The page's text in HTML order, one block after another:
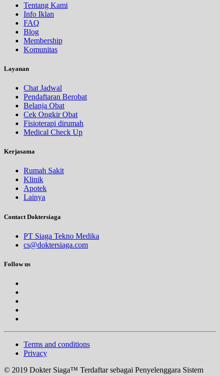
Tentang Kami
Info Iklan
FAQ
Blog
Membership
Komunitas
Layanan
Chat Jadwal
Pendaftaran Berobat
Belanja Obat
Cek Ongkir Obat
Fisioterapi dirumah
Medical Check Up
Kerjasama
Rumah Sakit
Klinik
Apotek
Lainya
Contact Doktersiaga
PT Siaga Tekno Medika
cs@doktersiaga.com
Follow us
Terms and conditions
Privacy
© 2019 Dokter Siaga™ Terdaftar sebagai Penyelenggara Sistem